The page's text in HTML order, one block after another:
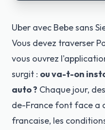
Uber avec Bebe sans
Vous devez traverser
vous ouvrez
surgit : ou va-t-on
auto ? Chaque jour,
de-France font face a
francaise, les